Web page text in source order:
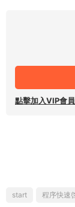
點擊加入VIP會
start 程序快速